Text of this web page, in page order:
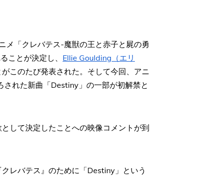
メ「クレバテス-魔獣の王と赤子と屍の勇
ことが決定し、 Ellie Goulding（エリ
このたび発表された。そして今回、アニ
された新曲「Destiny」の一部が初解禁と
して決定したことへの映像コメントが到
レバテス』のために「Destiny」という